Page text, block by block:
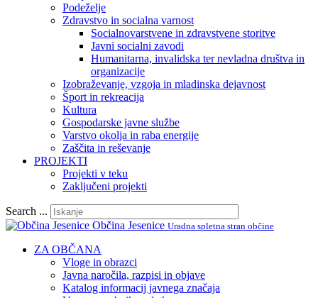
Podeželje
Zdravstvo in socialna varnost
Socialnovarstvene in zdravstvene storitve
Javni socialni zavodi
Humanitarna, invalidska ter nevladna društva in
organizacije
Izobraževanje, vzgoja in mladinska dejavnost
Šport in rekreacija
Kultura
Gospodarske javne službe
Varstvo okolja in raba energije
Zaščita in reševanje
PROJEKTI
Projekti v teku
Zaključeni projekti
Search ...
Občina Jesenice Uradna spletna stran občine
ZA OBČANA
Vloge in obrazci
Javna naročila, razpisi in objave
Katalog informacij javnega značaja